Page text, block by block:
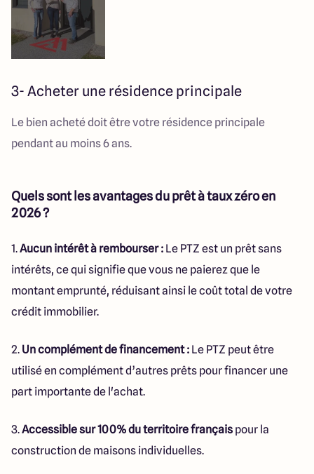
3- Acheter une résidence principale
Le bien acheté doit être votre résidence principale
pendant au moins 6 ans.
Quels sont les avantages du prêt à taux zéro en
2026 ?
1.Aucun intérêt à rembourser : Le PTZ est un prêt sans
intérêts, ce qui signifie que vous ne paierez que le
montant emprunté, réduisant ainsi le coût total de votre
crédit immobilier.
2. Un complément de financement : Le PTZ peut être
utilisé en complément d’autres prêts pour financer une
part importante de l'achat.
3.Accessible sur 100% du territoire français pour la
construction de maisons individuelles.